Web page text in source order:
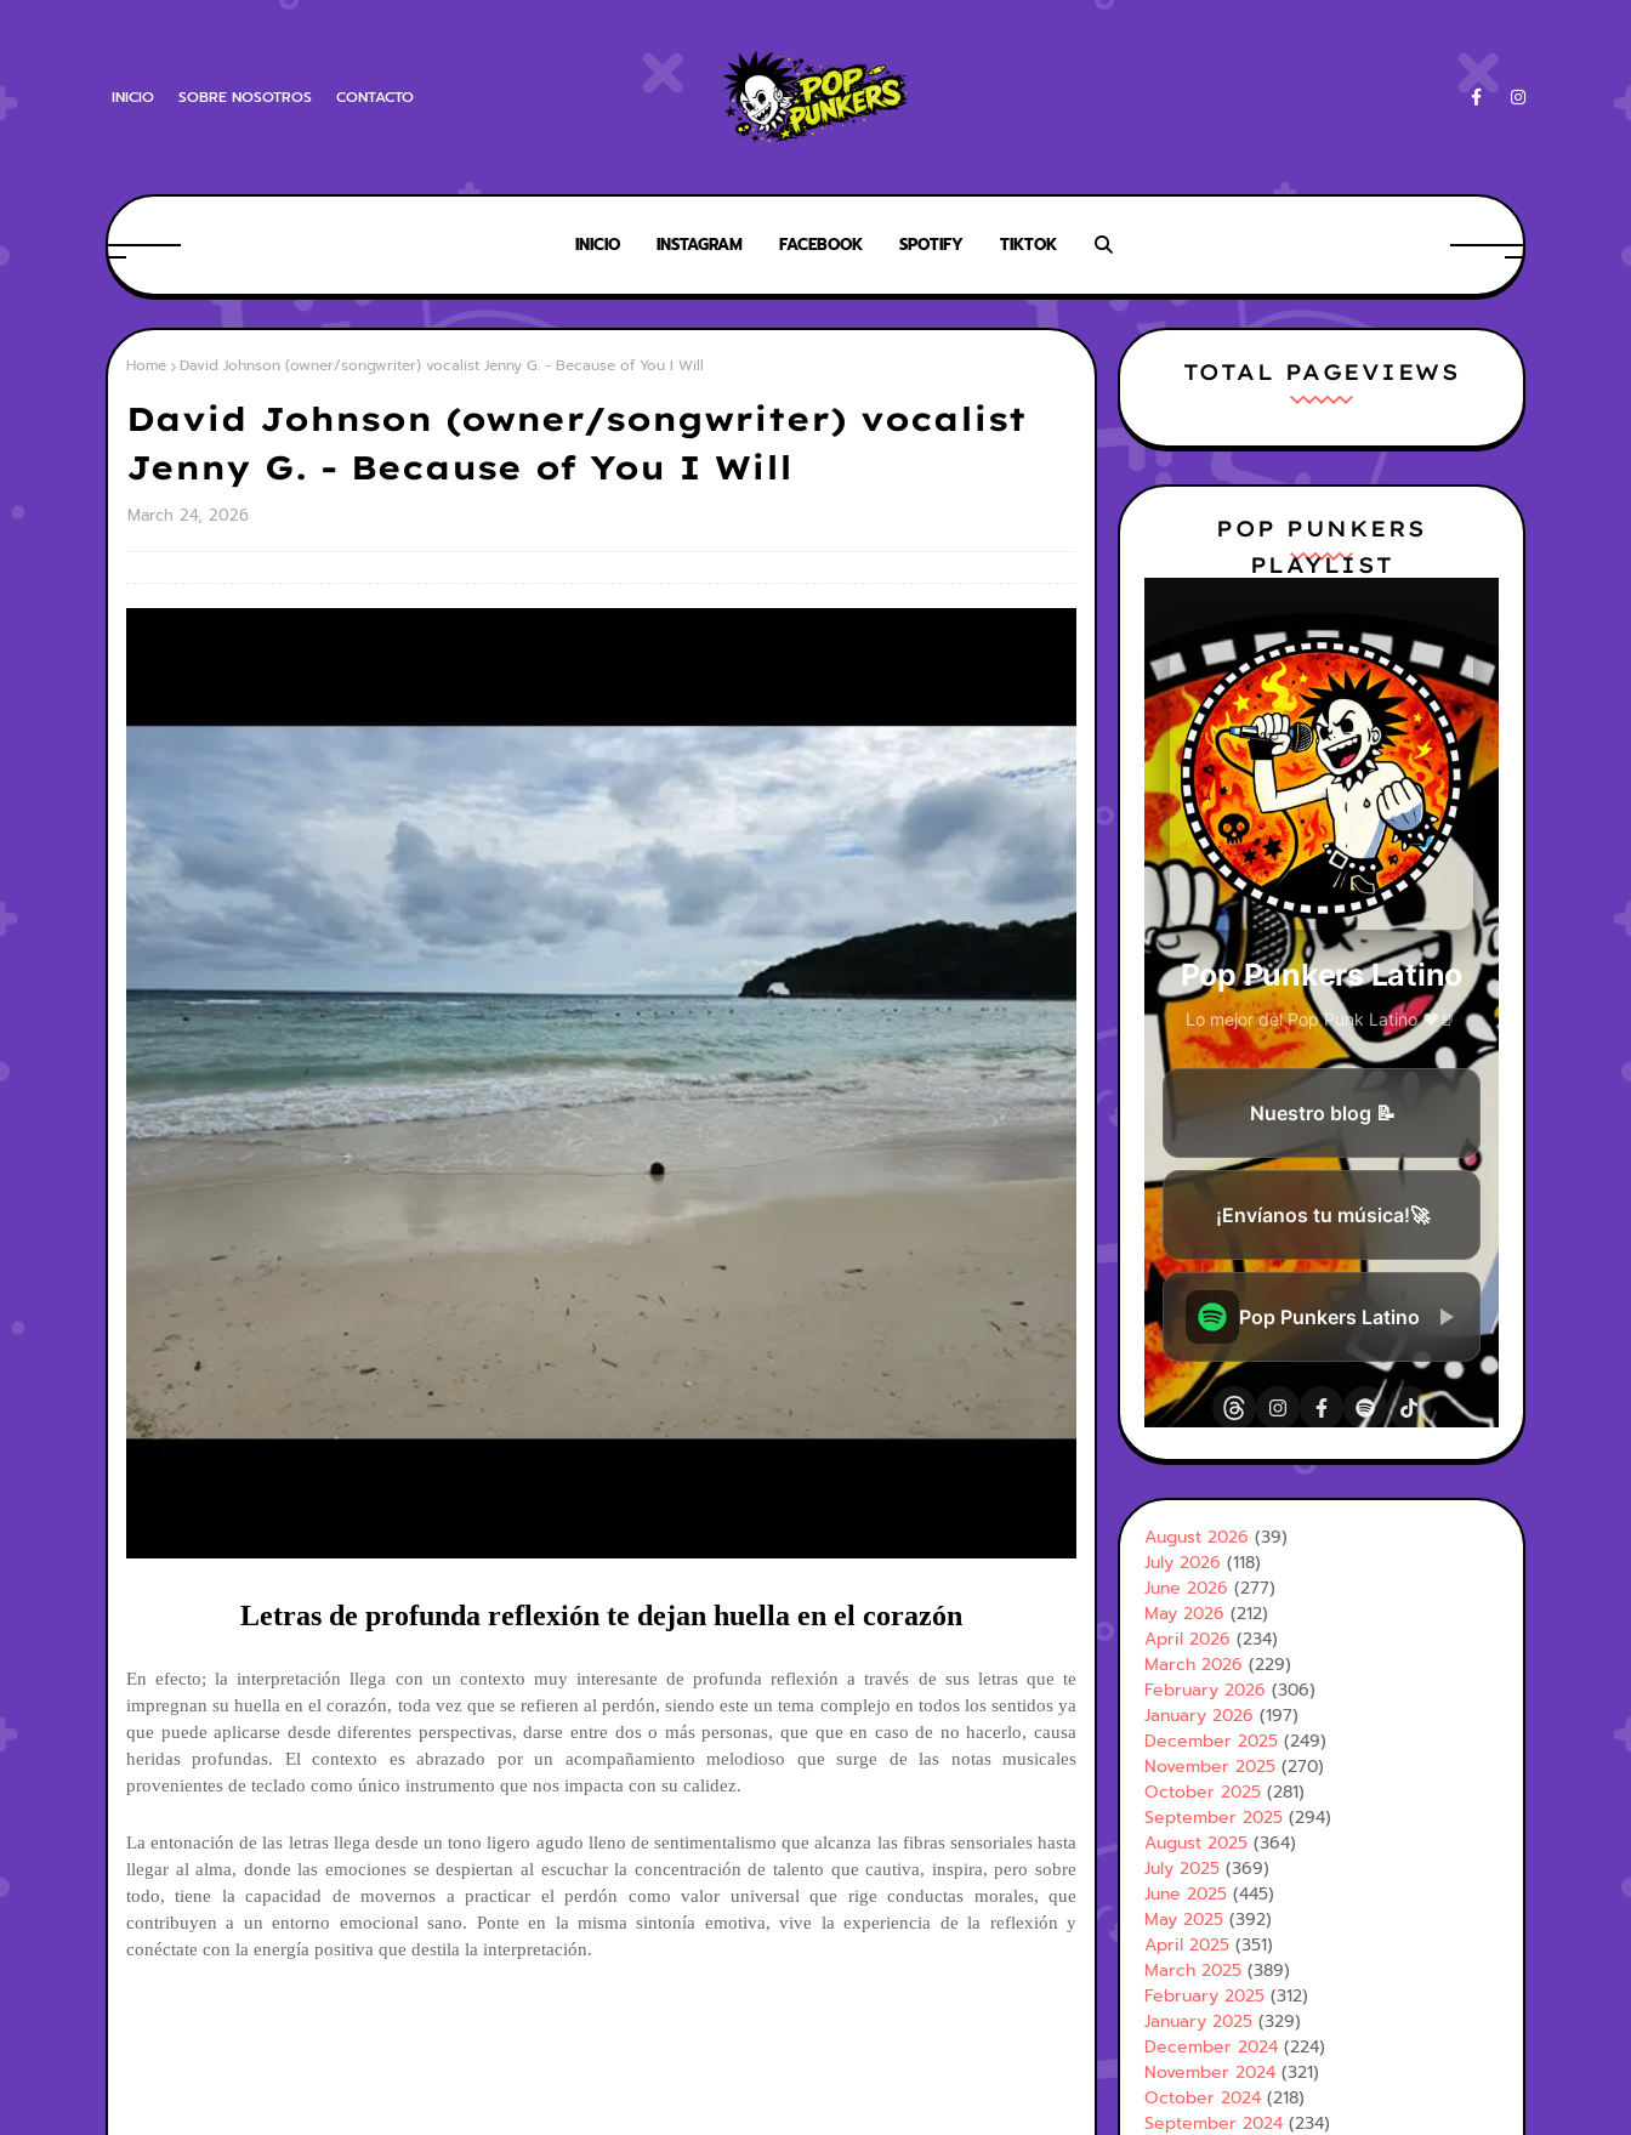
INICIO SOBRE NOSOTROS CONTACTO
INICIO INSTAGRAM FACEBOOK SPOTIFY TIKTOK
Home David Johnson (owner/songwriter) vocalist Jenny G. - Because of You I Will
David Johnson (owner/songwriter) vocalist
Jenny G. - Because of You I Will
March 24, 2026
Letras de profunda reflexión te dejan huella en el corazón
En efecto; la interpretación llega con un contexto muy interesante de profunda reflexión a través de sus letras que te
impregnan su huella en el corazón, toda vez que se refieren al perdón, siendo este un tema complejo en todos los sentidos ya
que puede aplicarse desde diferentes perspectivas, darse entre dos o más personas, que que en caso de no hacerlo, causa
heridas profundas. El contexto es abrazado por un acompañamiento melodioso que surge de las notas musicales
provenientes de teclado como único instrumento que nos impacta con su calidez.
La entonación de las letras llega desde un tono ligero agudo lleno de sentimentalismo que alcanza las fibras sensoriales hasta
llegar al alma, donde las emociones se despiertan al escuchar la concentración de talento que cautiva, inspira, pero sobre
todo, tiene la capacidad de movernos a practicar el perdón como valor universal que rige conductas morales, que
contribuyen a un entorno emocional sano. Ponte en la misma sintonía emotiva, vive la experiencia de la reflexión y
conéctate con la energía positiva que destila la interpretación.
TOTAL PAGEVIEWS
POP PUNKERS
PLAYLIST
August 2026 (39)
July 2026 (118)
June 2026 (277)
May 2026 (212)
April 2026 (234)
March 2026 (229)
February 2026 (306)
January 2026 (197)
December 2025 (249)
November 2025 (270)
October 2025 (281)
September 2025 (294)
August 2025 (364)
July 2025 (369)
June 2025 (445)
May 2025 (392)
April 2025 (351)
March 2025 (389)
February 2025 (312)
January 2025 (329)
December 2024 (224)
November 2024 (321)
October 2024 (218)
September 2024 (234)